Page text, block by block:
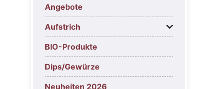
Angebote
Aufstrich
BIO-Produkte
Dips/Gewürze
Neuheiten 2026